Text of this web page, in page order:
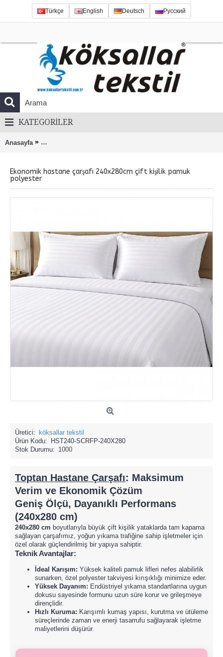
Türkçe English Deutsch Русский
KATEGORILER
Anasayfa » Ekonomik hastane çarşafı 240x280cm çift kişilik pamuk
Ekonomik hastane çarşafı 240x280cm çift kişilik pamuk
polyester
Üretici:
köksallar tekstil
Ürün Kodu:
HST240-SCRFP-240X280
Stok Durumu: 1000
Toptan Hastane Çarşafı: Maksimum
Verim ve Ekonomik Çözüm
Geniş Ölçü, Dayanıklı Performans
(240x280 cm)
240x280 cm boyutlarıyla büyük çift kişilik yataklarda tam kapama
sağlayan çarşafımız, yoğun yıkama trafiğine sahip işletmeler için
özel olarak güçlendirilmiş bir yapıya sahiptir.
Teknik Avantajlar:
İdeal Karışım: Yüksek kaliteli pamuk lifleri nefes alabilirlik
sunarken, özel polyester takviyesi kırışıklığı minimize eder.
Yüksek Dayanım: Endüstriyel yıkama standartlarına uygun
dokusu sayesinde formunu uzun süre korur ve grileşmeye
dirençlidir.
Hızlı Kuruma: Karışımlı kumaş yapısı, kurutma ve ütüleme
süreçlerinde zaman ve enerji tasarrufu sağlayarak işletme
maliyetlerini düşürür.